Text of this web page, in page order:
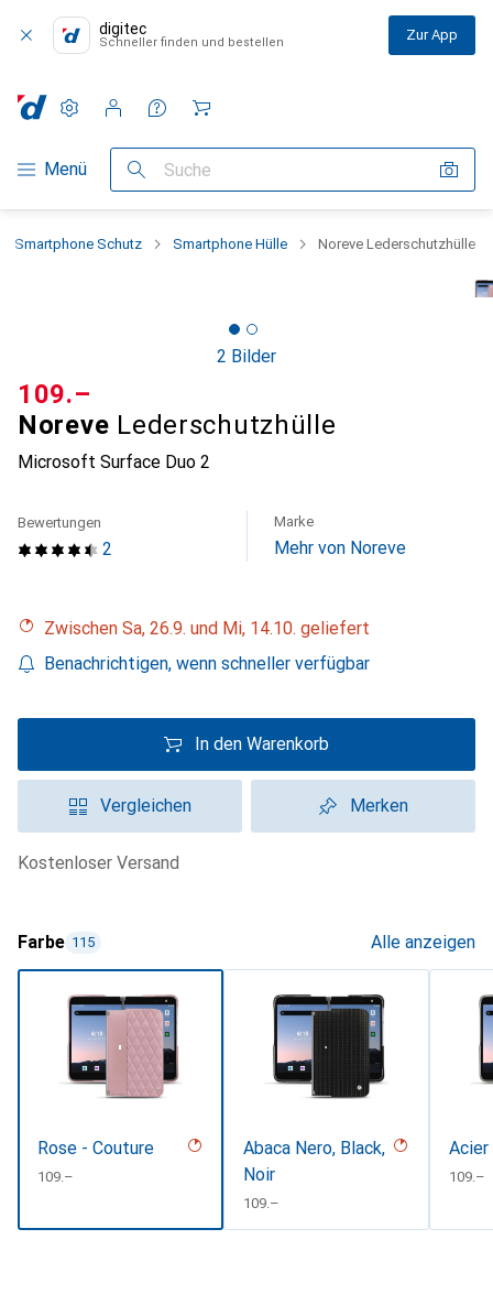
digitec
Schneller finden und bestellen Zur App
Navigation nach Kategorien
Menü Suche
Einstellungen
Kundenkonto
Vergleichslisten
Merklisten
Warenkorb
Smartphone Schutz Smartphone Hülle Noreve Lederschutzhülle
2 Bilder
Noreve Lederschutzhülle
Microsoft Surface Duo 2
CHF
109.–
2
Bewertungen Marke
Mehr von Noreve
Zwischen Sa, 26.9. und Mi, 14.10. geliefert
Benachrichtigen, wenn schneller verfügbar
In den Warenkorb
Vergleichen Merken
kostenloser Versand
Farbe 115 Alle anzeigen
Rose - Couture
CHF
109.–
Abaca Nero, Black,
Noir
CHF
109.–
CHF
109.–